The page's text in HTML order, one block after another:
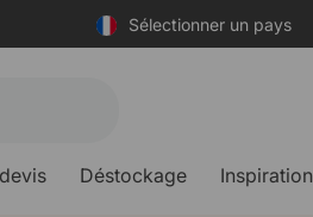
Sélectionner un pays
Déstockage Inspiration